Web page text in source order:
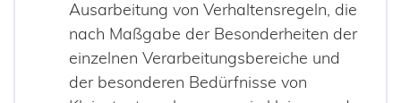
Ausarbeitung von Verhaltensregeln, die
nach Maßgabe der Besonderheiten der
einzelnen Verarbeitungsbereiche und
der besonderen Bedürfnisse von